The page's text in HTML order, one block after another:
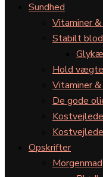
Sundhed
Vitaminer
Stabilt
Hold
Vitaminer
De gode
Opskrifter
Morgenmad